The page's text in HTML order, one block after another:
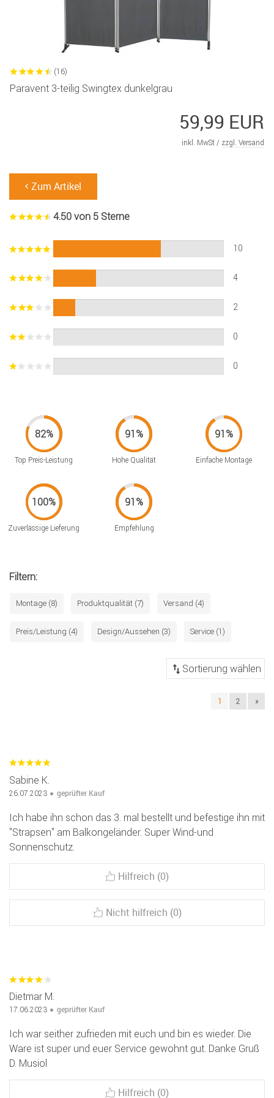
(16)
Paravent 3-teilig Swingtex dunkelgrau
59,99 EUR
inkl. MwSt / zzgl. Versand
Zum Artikel
4.50 von 5 Sterne
10
4
2
0
0
Top Preis-Leistung Hohe Qualität Einfache Montage
Zuverlässige Lieferung Empfehlung
Filtern:
Montage (8) Produktqualität (7) Versand (4)
Preis/Leistung (4) Design/Aussehen (3) Service (1)
1 2 »
Sabine K.
26.07.2023 geprüfter Kauf
Ich habe ihn schon das 3. mal bestellt und befestige ihn mit
"Strapsen" am Balkongeländer. Super Wind-und
Sonnenschutz.
Hilfreich (0)
Nicht hilfreich (0)
Dietmar M.
17.06.2023 geprüfter Kauf
Ich war seither zufrieden mit euch und bin es wieder. Die
Ware ist super und euer Service gewohnt gut. Danke Gruß
D. Musiol
Hilfreich (0)